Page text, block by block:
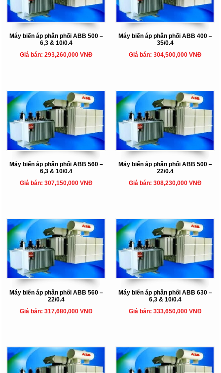
Máy biến áp phân phối ABB 500 –
6,3 & 10/0.4
Giá bán: 293,260,000 VNĐ
Máy biến áp phân phối ABB 400 –
35/0.4
Giá bán: 304,500,000 VNĐ
Máy biến áp phân phối ABB 560 –
6,3 & 10/0.4
Giá bán: 307,150,000 VNĐ
Máy biến áp phân phối ABB 500 –
22/0.4
Giá bán: 308,230,000 VNĐ
Máy biến áp phân phối ABB 560 –
22/0.4
Giá bán: 317,680,000 VNĐ
Máy biến áp phân phối ABB 630 –
6,3 & 10/0.4
Giá bán: 333,650,000 VNĐ